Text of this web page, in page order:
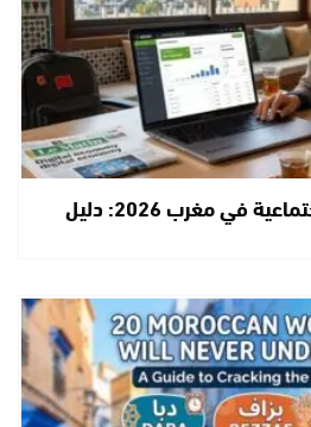
التحولات الرقمية والاجتماعية في مغرب 2026: دليل